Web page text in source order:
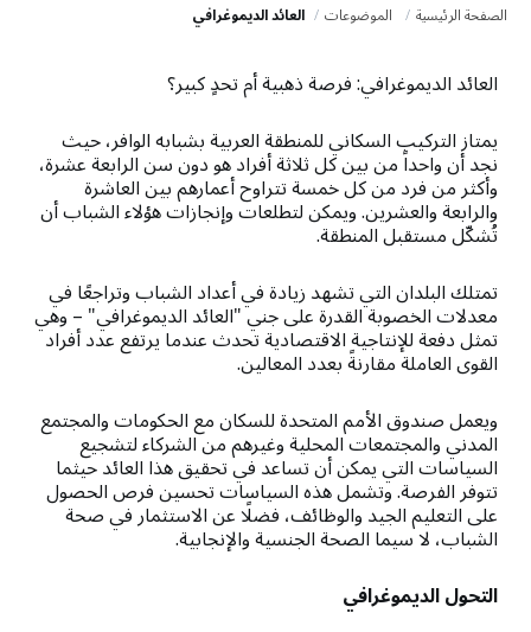
الصفحة الرئيسية الموضوعات العائد الديموغرافي
العائد الديموغرافي: فرصة ذهبية أم تحدٍ كبير؟
يمتاز التركيب السكاني للمنطقة العربية بشبابه الوافر، حيث
نجد أن واحداً من بين كل ثلاثة أفراد هو دون سن الرابعة عشرة،
وأكثر من فرد من كل خمسة تتراوح أعمارهم بين العاشرة
والرابعة والعشرين. ويمكن لتطلعات وإنجازات هؤلاء الشباب أن
تُشكّل مستقبل المنطقة.
تمتلك البلدان التي تشهد زيادة في أعداد الشباب وتراجعًا في
معدلات الخصوبة القدرة على جني "العائد الديموغرافي" – وهي
تمثل دفعة للإنتاجية الاقتصادية تحدث عندما يرتفع عدد أفراد
القوى العاملة مقارنةً بعدد المعالين.
ويعمل صندوق الأمم المتحدة للسكان مع الحكومات والمجتمع
المدني والمجتمعات المحلية وغيرهم من الشركاء لتشجيع
السياسات التي يمكن أن تساعد في تحقيق هذا العائد حيثما
تتوفر الفرصة. وتشمل هذه السياسات تحسين فرص الحصول
على التعليم الجيد والوظائف، فضلًا عن الاستثمار في صحة
الشباب، لا سيما الصحة الجنسية والإنجابية.
التحول الديموغرافي